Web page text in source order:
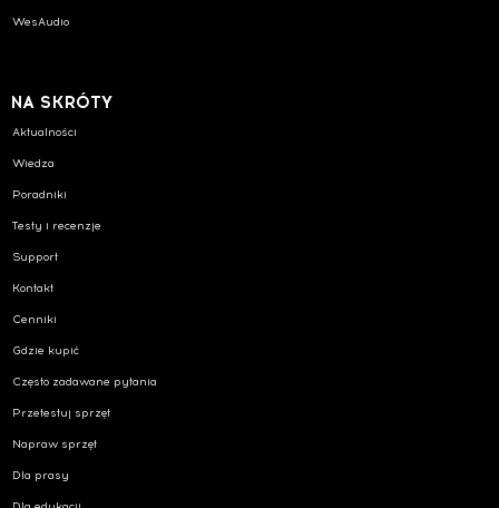
WesAudio
NA SKRÓTY
Aktualności
Wiedza
Poradniki
Testy i recenzje
Support
Kontakt
Cenniki
Gdzie kupić
Często zadawane pytania
Przetestuj sprzęt
Napraw sprzęt
Dla prasy